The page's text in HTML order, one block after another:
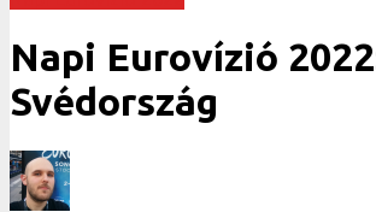
Napi Eurovízió
Svédország